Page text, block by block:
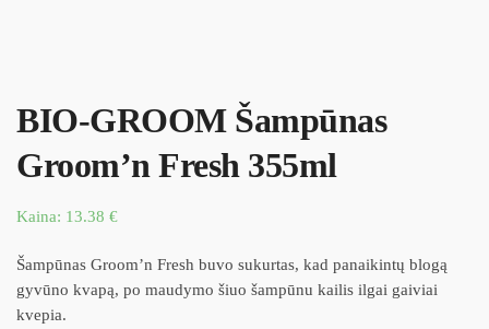
BIO-GROOM Šampūnas
Groom’n Fresh 355ml
Kaina: 13.38 €
Šampūnas Groom’n Fresh buvo sukurtas, kad panaikintų blogą
gyvūno kvapą, po maudymo šiuo šampūnu kailis ilgai gaiviai
kvepia.